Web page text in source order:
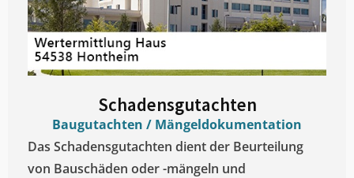
Schadensgutachten
Baugutachten / Mängeldokumentation
Das Schadensgutachten dient der Beurteilung
von Bauschäden oder -mängeln und